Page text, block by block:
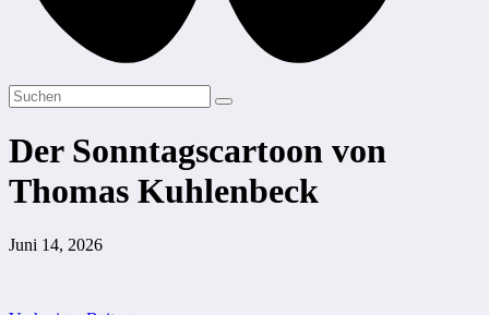
Der Sonntagscartoon von
Thomas Kuhlenbeck
Juni 14, 2026